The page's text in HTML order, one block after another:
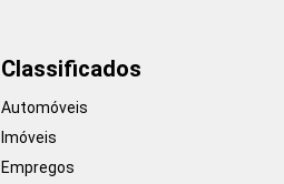
Classificados
Automóveis
Imóveis
Empregos